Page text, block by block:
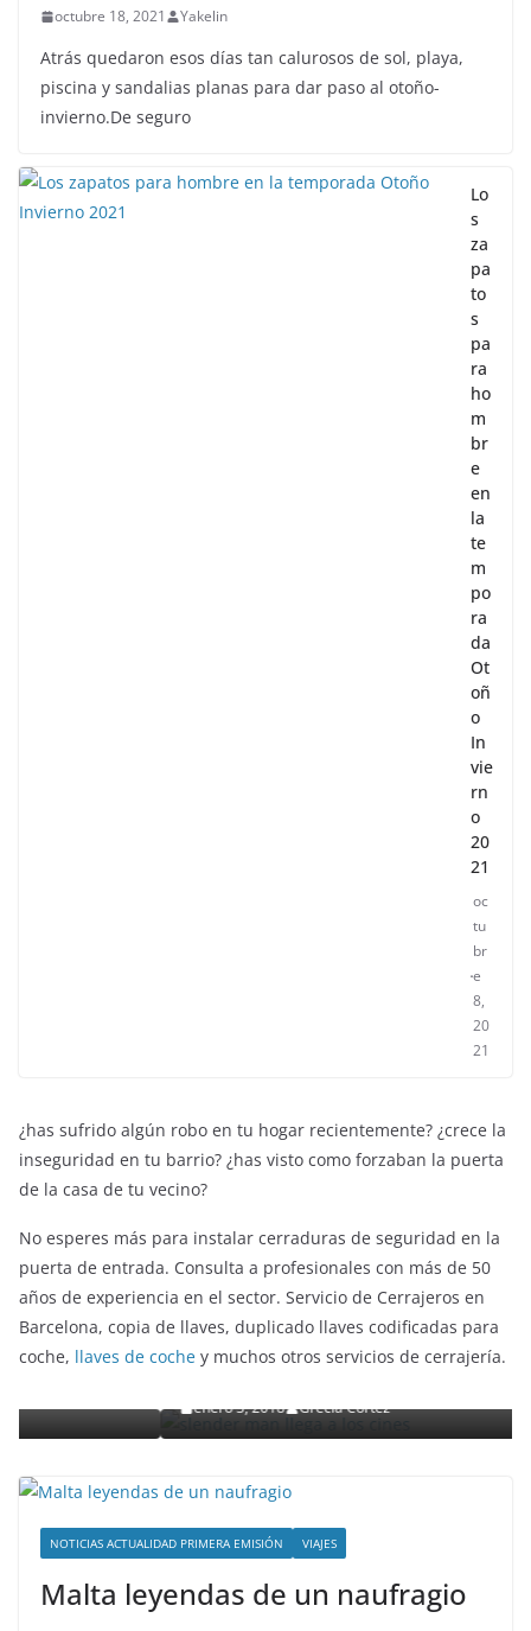
octubre 18, 2021 Yakelin
Atrás quedaron esos días tan calurosos de sol, playa,
piscina y sandalias planas para dar paso al otoño-
invierno.De seguro
Lo
s
za
pa
to
s
pa
ra
ho
m
br
e
en
la
te
m
po
ra
da
Ot
oñ
o
In
vie
rn
o
20
21
oc
tu
br
e
8,
20
21
¿has sufrido algún robo en tu hogar recientemente? ¿crece la
inseguridad en tu barrio? ¿has visto como forzaban la puerta
de la casa de tu vecino?
No esperes más para instalar cerraduras de seguridad en la
puerta de entrada. Consulta a profesionales con más de 50
años de experiencia en el sector. Servicio de Cerrajeros en
Barcelona, copia de llaves, duplicado llaves codificadas para
coche, llaves de coche y muchos otros servicios de cerrajería.
ENTRETENIMIENTO Y CURIOSIDADES LIBROS CINE Y TV
Slender Man llega al cine y te mostramos todos
detalles
enero 3, 2018 Grecia Cortez
NOTICIAS ACTUALIDAD PRIMERA EMISIÓN VIAJES
Malta leyendas de un naufragio